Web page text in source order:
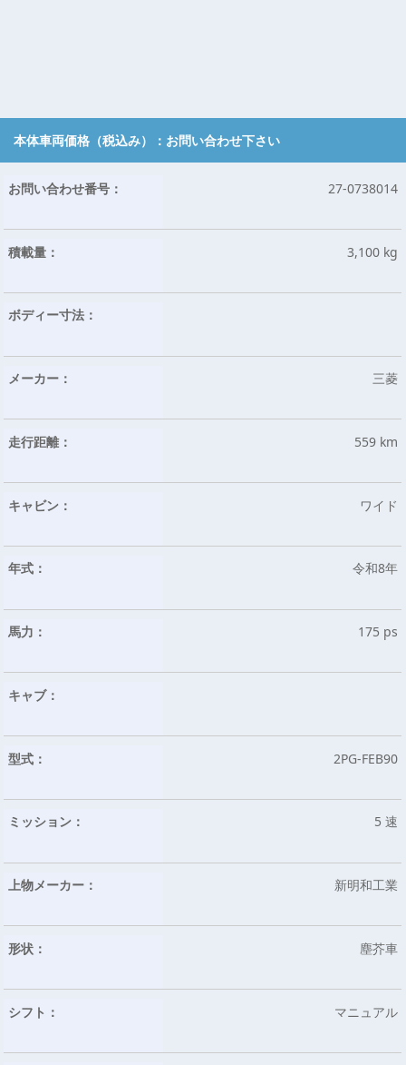
本体車両価格（税込み）： お問い合わせ下さい
お問い合わせ番号： 27-0738014
積載量： 3,100 kg
ボディー寸法：
メーカー： 三菱
走行距離： 559 km
キャビン： ワイド
年式： 令和8年
馬力： 175 ps
キャブ：
型式： 2PG-FEB90
ミッション： 5 速
上物メーカー： 新明和工業
形状： 塵芥車
シフト： マニュアル